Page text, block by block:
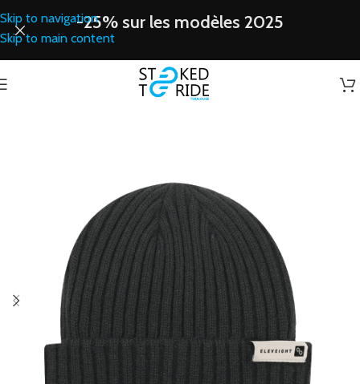
Skip to navigation
Skip to main content
-25% sur les modèles 2025